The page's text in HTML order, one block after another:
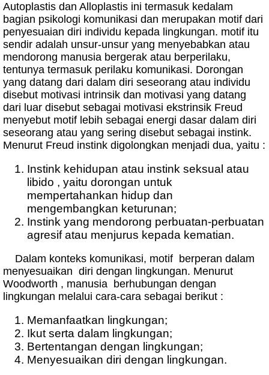
Autoplastis dan Alloplastis ini termasuk kedalam
bagian psikologi komunikasi dan merupakan motif dari
penyesuaian diri individu kepada lingkungan. motif itu
sendir adalah unsur-unsur yang menyebabkan atau
mendorong manusia bergerak atau berperilaku,
tentunya termasuk perilaku komunikasi. Dorongan
yang datang dari dalam diri seseorang atau individu
disebut motivasi intrinsik dan motivasi yang datang
dari luar disebut sebagai motivasi ekstrinsik Freud
menyebut motif lebih sebagai energi dasar dalam diri
seseorang atau yang sering disebut sebagai instink.
Menurut Freud instink digolongkan menjadi dua, yaitu :
Instink kehidupan atau instink seksual atau
libido , yaitu dorongan untuk
mempertahankan hidup dan
mengembangkan keturunan;
Instink yang mendorong perbuatan-perbuatan
agresif atau menjurus kepada kematian.
Dalam konteks komunikasi, motif berperan dalam
menyesuaikan diri dengan lingkungan. Menurut
Woodworth , manusia berhubungan dengan
lingkungan melalui cara-cara sebagai berikut :
Memanfaatkan lingkungan;
Ikut serta dalam lingkungan;
Bertentangan dengan lingkungan;
Menyesuaikan diri dengan lingkungan.